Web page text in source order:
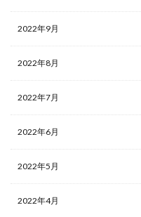
2022年9月
2022年8月
2022年7月
2022年6月
2022年5月
2022年4月